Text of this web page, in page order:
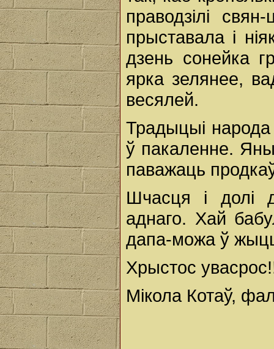
праводзілі
прыставала і
дзень сонейка
ярка зелянее,
весялей.
Традыцыі
ў пакаленне.
паважаць
Шчасця і долі
аднаго. Хай
дапа-можа ў
Хрыстос
Мікола Котаў,